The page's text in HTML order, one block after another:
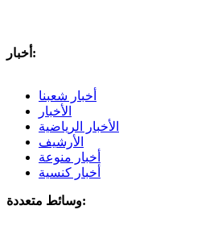
أخبار:
أخبار شعبنا
الأخبار
الأخبار الرياضية
الأرشيف
أخبار منوعة
أخبار كنسية
وسائط متعددة: